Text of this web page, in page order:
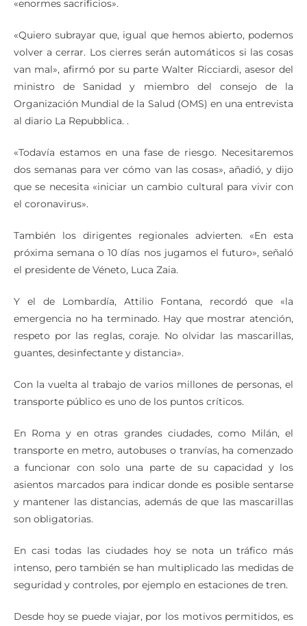
volver a cerrar. Los cierres serán automáticos si las cosas
van mal», afirmó por su parte Walter Ricciardi, asesor del
ministro de Sanidad y miembro del consejo de la
Organización Mundial de la Salud (OMS) en una entrevista
al diario La Repubblica. .
dos semanas para ver cómo van las cosas», añadió, y dijo
que se necesita «iniciar un cambio cultural para vivir con
el coronavirus».
próxima semana o 10 días nos jugamos el futuro», señaló
el presidente de Véneto, Luca Zaia.
emergencia no ha terminado. Hay que mostrar atención,
respeto por las reglas, coraje. No olvidar las mascarillas,
guantes, desinfectante y distancia».
transporte público es uno de los puntos críticos.
transporte en metro, autobuses o tranvías, ha comenzado
a funcionar con solo una parte de su capacidad y los
asientos marcados para indicar donde es posible sentarse
y mantener las distancias, además de que las mascarillas
son obligatorias.
intenso, pero también se han multiplicado las medidas de
seguridad y controles, por ejemplo en estaciones de tren.
decir trabajo y salud, pero solo dentro de la región donde